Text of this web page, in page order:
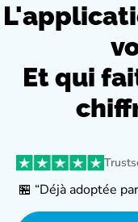
Et qui
🏪 “Déjà adoptée